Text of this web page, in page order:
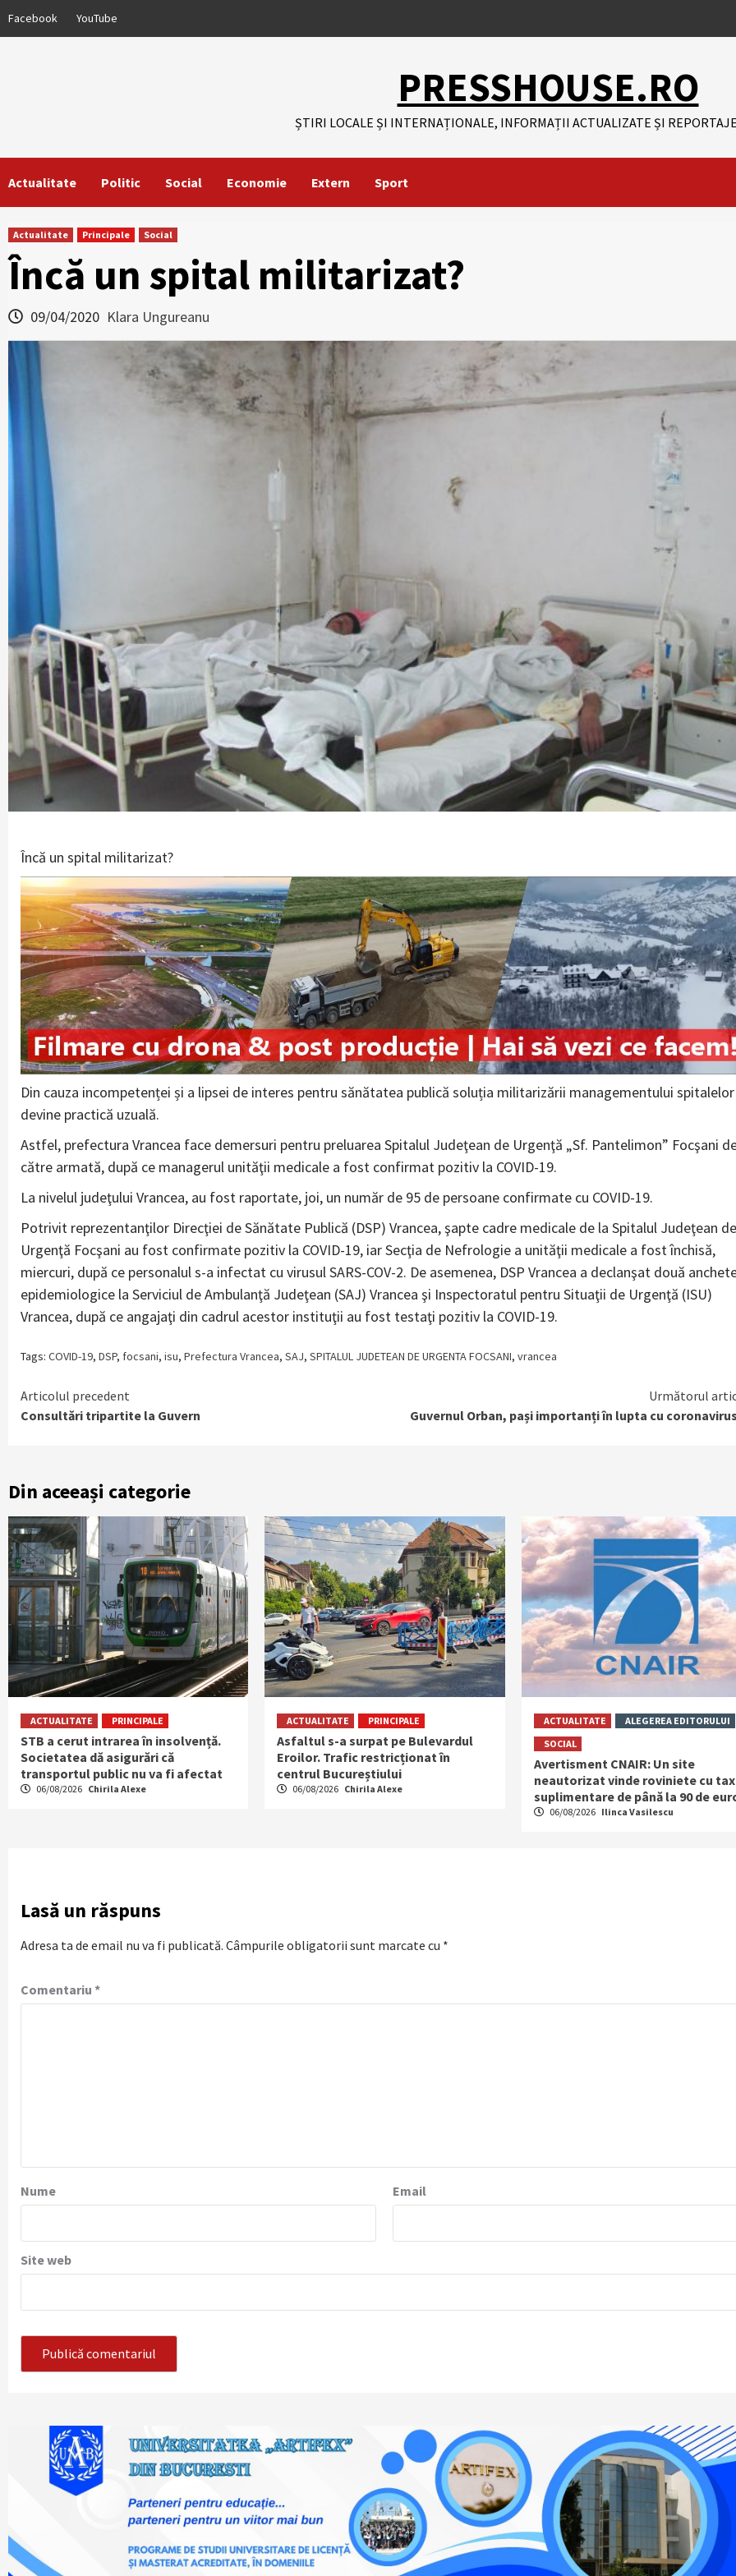
Facebook YouTube
PRESSHOUSE.RO
ȘTIRI LOCALE ȘI INTERNAȚIONALE, INFORMAȚII ACTUALIZATE ȘI
Actualitate Politic Social Economie Extern Sport
Actualitate Principale Social
Încă un spital militarizat?
09/04/2020 Klara Ungureanu
Încă un spital militarizat?
Din cauza incompetenței și a lipsei de interes pentru sănătatea publică soluția militarizării managementului spitalelor
devine practică uzuală.
Astfel, prefectura Vrancea face demersuri pentru preluarea Spitalul Judeţean de Urgenţă „Sf. Pantelimon” Focşani
către armată, după ce managerul unităţii medicale a fost confirmat pozitiv la COVID-19.
La nivelul judeţului Vrancea, au fost raportate, joi, un număr de 95 de persoane confirmate cu COVID-19.
Potrivit reprezentanţilor Direcţiei de Sănătate Publică (DSP) Vrancea, şapte cadre medicale de la Spitalul Judeţean de
Urgenţă Focşani au fost confirmate pozitiv la COVID-19, iar Secţia de Nefrologie a unităţii medicale a fost închisă,
miercuri, după ce personalul s-a infectat cu virusul SARS-COV-2. De asemenea, DSP Vrancea a declanşat două
epidemiologice la Serviciul de Ambulanţă Judeţean (SAJ) Vrancea şi Inspectoratul pentru Situaţii de Urgenţă (ISU)
Vrancea, după ce angajaţi din cadrul acestor instituţii au fost testaţi pozitiv la COVID-19.
Tags: COVID-19, DSP, focsani, isu, Prefectura Vrancea, SAJ, SPITALUL JUDETEAN DE URGENTA FOCSANI, vrancea
Continue
Reading
Articolul precedent
Consultări tripartite la Guvern
Următorul
Guvernul Orban, pași importanți în lupta cu
Din aceeași categorie
ACTUALITATE PRINCIPALE
STB a cerut intrarea în insolvență.
Societatea dă asigurări că
transportul public nu va fi afectat
06/08/2026 Chirila Alexe
ACTUALITATE PRINCIPALE
Asfaltul s-a surpat pe Bulevardul
Eroilor. Trafic restricționat în
centrul Bucureștiului
06/08/2026 Chirila Alexe
ACTUALITATE
ALEGEREA EDITORULUI
SOCIAL
Avertisment CNAIR: Un site
neautorizat vinde roviniete cu
suplimentare de până la 90 de
06/08/2026 Ilinca Vasilescu
Lasă un răspuns
Adresa ta de email nu va fi publicată. Câmpurile obligatorii sunt marcate cu *
Comentariu *
Nume Email
Site web